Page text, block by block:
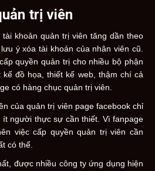
trị viên
khoản quản trị viên tăng dần theo
ý xóa tài khoản của nhân viên cũ.
quyền quản trị cho nhiều bộ phận
kế đồ họa, thiết kế web, thậm chí cả
có hàng chục quản trị viên.
của quản trị viên page facebook chỉ
người thực sự cần thiết. Vì fanpage
việc cấp quyền quản trị viên cần
có thể.
được nhiều công ty ứng dụng hiện